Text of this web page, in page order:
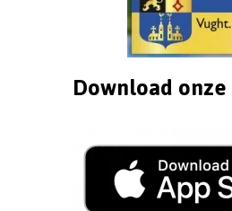
Download